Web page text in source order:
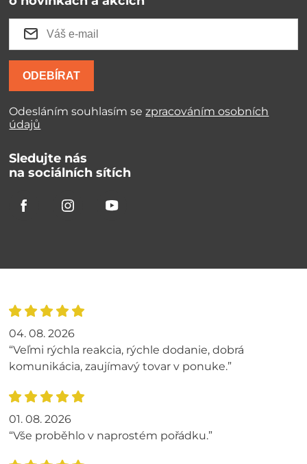
ODEBÍRAT
Odesláním souhlasím sezpracováním osobních
údajů
Sledujte nás
na sociálních sítích
04. 08. 2026
“Veľmi rýchla reakcia, rýchle dodanie, dobrá
komunikácia, zaujímavý tovar v ponuke.”
01. 08. 2026
“Vše proběhlo v naprostém pořádku.”